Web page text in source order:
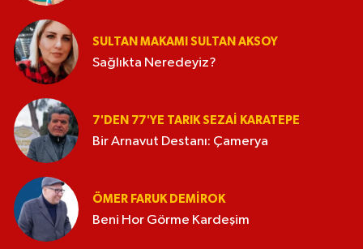
SULTAN MAKAMI SULTAN AKSOY
Sağlıkta Neredeyiz?
7'DEN 77'YE TARIK SEZAI KARATEPE
Bir Arnavut Destanı: Çamerya
ÖMER FARUK DEMIROK
Beni Hor Görme Kardeşim